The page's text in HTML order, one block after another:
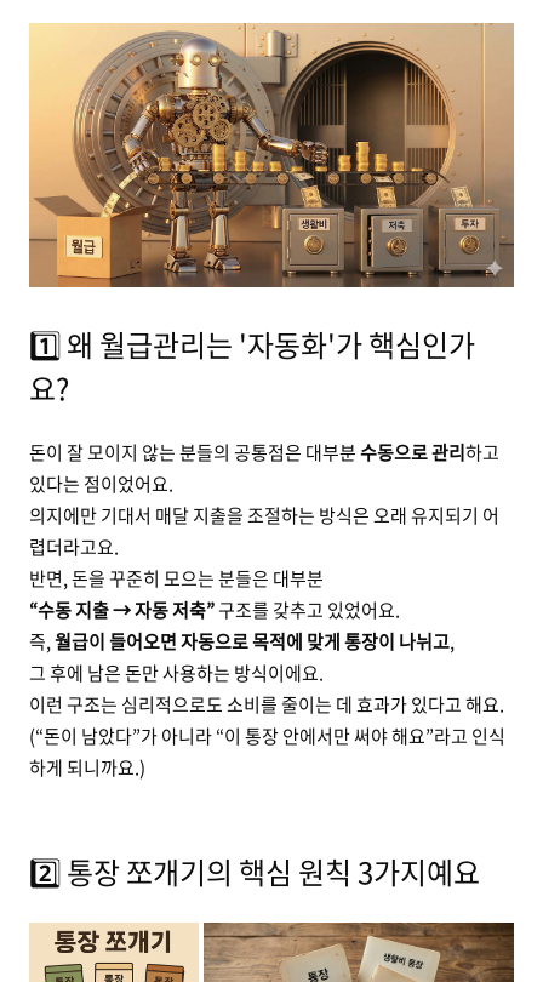
1️⃣ 왜 월급관리는 '자동화'가 핵심인가
요?
돈이 잘 모이지 않는 분들의 공통점은 대부분수동으로 관리하고
있다는 점이었어요.
의지에만 기대서 매달 지출을 조절하는 방식은 오래 유지되기 어
렵더라고요.
반면, 돈을 꾸준히 모으는 분들은 대부분
“수동 지출 → 자동 저축”구조를 갖추고 있었어요.
즉,월급이 들어오면 자동으로 목적에 맞게 통장이 나뉘고,
그 후에 남은 돈만 사용하는 방식이에요.
이런 구조는 심리적으로도 소비를 줄이는 데 효과가 있다고 해요.
(“돈이 남았다”가 아니라 “이 통장 안에서만 써야 해요”라고 인식
하게 되니까요.)
2️⃣ 통장 쪼개기의 핵심 원칙 3가지예요